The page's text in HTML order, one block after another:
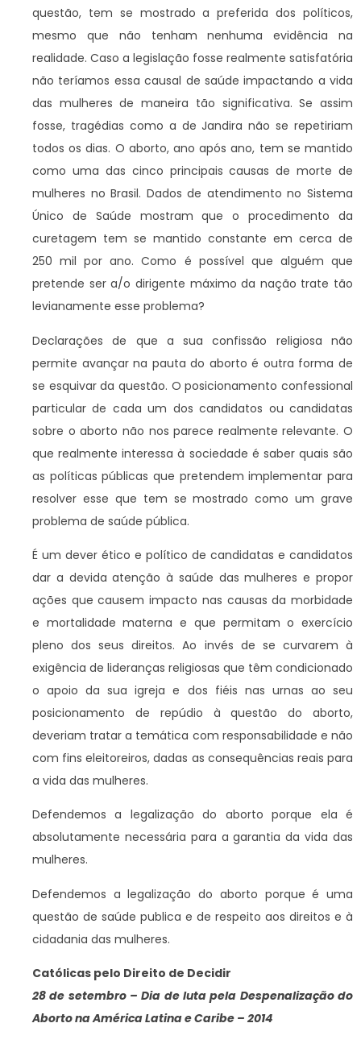
questão, tem se mostrado a preferida dos políticos,
mesmo que não tenham nenhuma evidência na
realidade. Caso a legislação fosse realmente satisfatória
não teríamos essa causal de saúde impactando a vida
das mulheres de maneira tão significativa. Se assim
fosse, tragédias como a de Jandira não se repetiriam
todos os dias. O aborto, ano após ano, tem se mantido
como uma das cinco principais causas de morte de
mulheres no Brasil. Dados de atendimento no Sistema
Único de Saúde mostram que o procedimento da
curetagem tem se mantido constante em cerca de
250 mil por ano. Como é possível que alguém que
pretende ser a/o dirigente máximo da nação trate tão
levianamente esse problema?
Declarações de que a sua confissão religiosa não
permite avançar na pauta do aborto é outra forma de
se esquivar da questão. O posicionamento confessional
particular de cada um dos candidatos ou candidatas
sobre o aborto não nos parece realmente relevante. O
que realmente interessa à sociedade é saber quais são
as políticas públicas que pretendem implementar para
resolver esse que tem se mostrado como um grave
problema de saúde pública.
É um dever ético e político de candidatas e candidatos
dar a devida atenção à saúde das mulheres e propor
ações que causem impacto nas causas da morbidade
e mortalidade materna e que permitam o exercício
pleno dos seus direitos. Ao invés de se curvarem à
exigência de lideranças religiosas que têm condicionado
o apoio da sua igreja e dos fiéis nas urnas ao seu
posicionamento de repúdio à questão do aborto,
deveriam tratar a temática com responsabilidade e não
com fins eleitoreiros, dadas as consequências reais para
a vida das mulheres.
Defendemos a legalização do aborto porque ela é
absolutamente necessária para a garantia da vida das
mulheres.
Defendemos a legalização do aborto porque é uma
questão de saúde publica e de respeito aos direitos e à
cidadania das mulheres.
Católicas pelo Direito de Decidir
28 de setembro – Dia de luta pela Despenalização do
Aborto na América Latina e Caribe – 2014